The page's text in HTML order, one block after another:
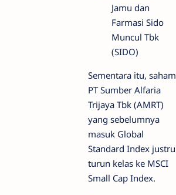
Jamu dan
Farmasi Sido
Muncul Tbk
(SIDO)
Sementara itu, saham
PT Sumber Alfaria
Trijaya Tbk (AMRT)
yang sebelumnya
masuk Global
Standard Index justru
turun kelas ke MSCI
Small Cap Index.